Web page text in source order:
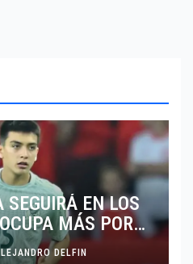
EN LOS
MÁS POR
DELFIN